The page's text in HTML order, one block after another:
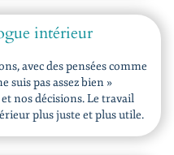
intérieur
avec des pensées comme
suis pas assez bien »
nos décisions. Le travail
plus juste et plus utile.